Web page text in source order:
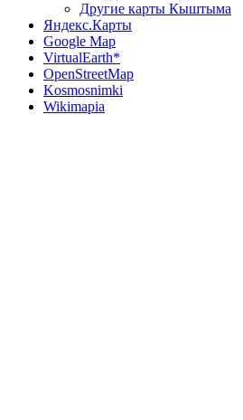
Другие карты Кыштыма
Яндекс.Карты
Google Map
VirtualEarth*
OpenStreetMap
Kosmosnimki
Wikimapia